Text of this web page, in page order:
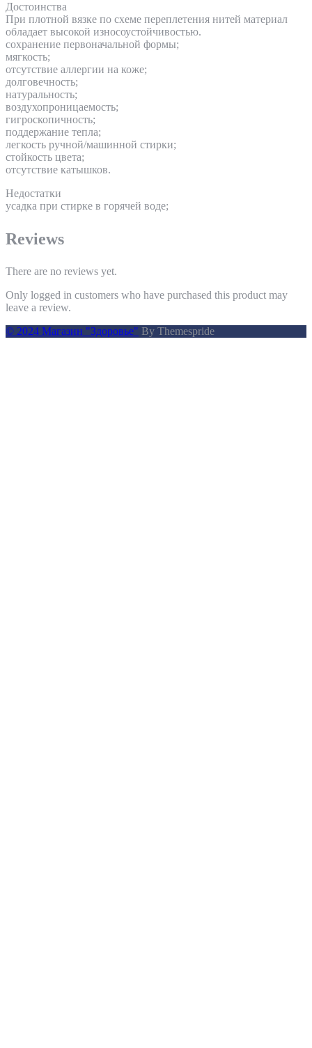
Достоинства
При плотной вязке по схеме переплетения нитей материал
обладает высокой износоустойчивостью.
сохранение первоначальной формы;
мягкость;
отсутствие аллергии на коже;
долговечность;
натуральность;
воздухопроницаемость;
гигроскопичность;
поддержание тепла;
легкость ручной/машинной стирки;
стойкость цвета;
отсутствие катышков.
Недостатки
усадка при стирке в горячей воде;
Reviews
There are no reviews yet.
Only logged in customers who have purchased this product may
leave a review.
© 2024 Магазин "Здоровье" By Themespride